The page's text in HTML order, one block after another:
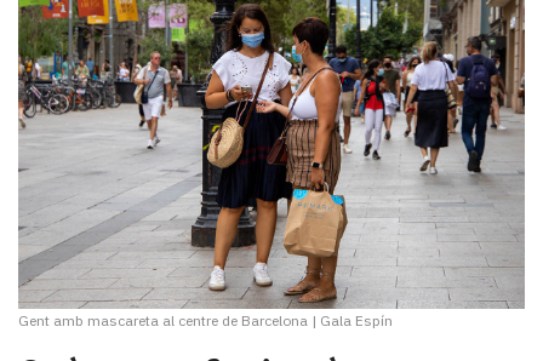
Gent amb mascareta al centre de Barcelona | Gala Espín